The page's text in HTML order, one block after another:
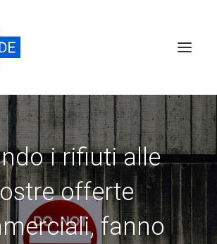
Perché sceglierci
Chi siamo
Servizi
News
Pubblicazioni
i rifiuti alle
offerte
fanno